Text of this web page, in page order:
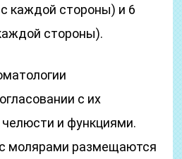
каждой стороны) и 6
стороны).
с их
и функциями.
молярами размещаются